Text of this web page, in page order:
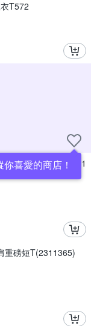
T572
喜愛的商店！
式水洗短TEE(81021
重磅短T(2311365)